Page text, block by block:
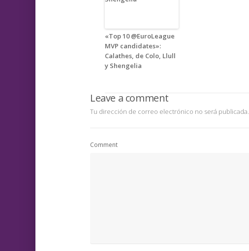
«Top 10 @EuroLeague
MVP candidates»:
Calathes, de Colo, Llull
y Shengelia
Leave a comment
Tu dirección de correo electrónico no será publicada.
Comment